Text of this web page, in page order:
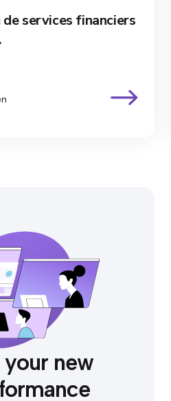
services financiers
your new